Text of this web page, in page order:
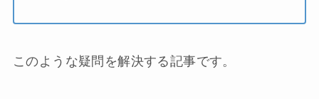
このような疑問を解決する記事です。